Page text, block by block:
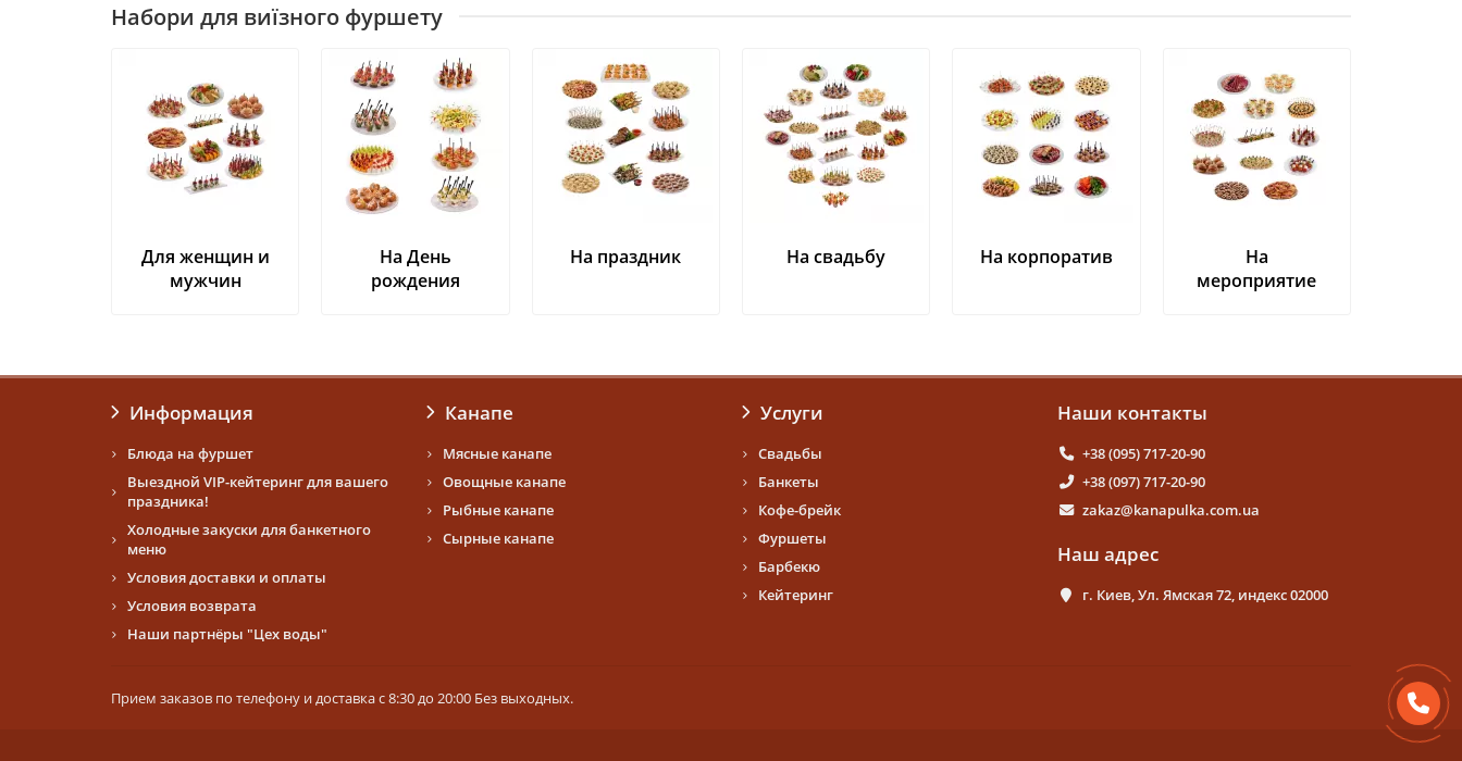
Набори для виїзного фуршету
Для женщин и
мужчин
На День
рождения
На праздник На свадьбу На корпоратив
На
мероприятие
Информация
Блюда на фуршет
Выездной VIP-кейтеринг для вашего
праздника!
Холодные закуски для банкетного
меню
Условия доставки и оплаты
Условия возврата
Наши партнёры "Цех воды"
Канапе
Мясные канапе
Овощные канапе
Рыбные канапе
Сырные канапе
Услуги
Свадьбы
Банкеты
Кофе-брейк
Фуршеты
Барбекю
Кейтеринг
Наши контакты
+38 (095) 717-20-90
+38 (097) 717-20-90
zakaz@kanapulka.com.ua
Наш адрес
г. Киев, Ул. Ямская 72, индекс 02000
Прием заказов по телефону и доставка с 8:30 до 20:00 Без выходных.